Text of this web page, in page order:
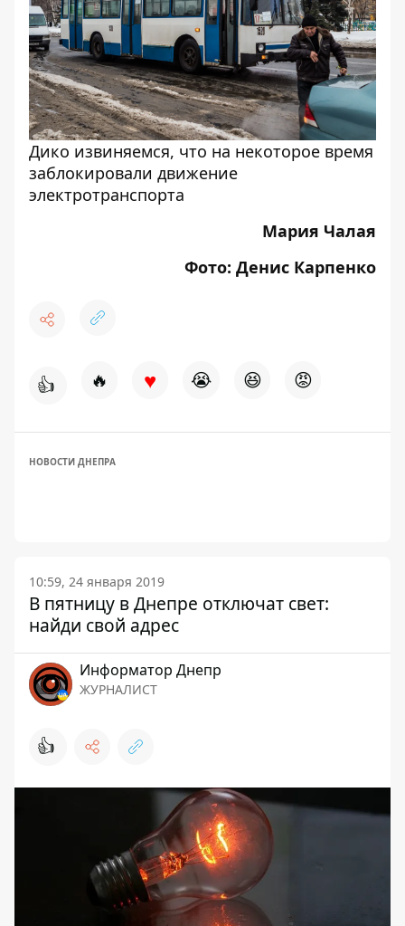
Дико извиняемся, что на некоторое время
заблокировали движение
электротранспорта
Мария Чалая
Фото: Денис Карпенко
👍 🔥 ♥ 😭 😆 😡
НОВОСТИ ДНЕПРА
10:59, 24 января 2019
В пятницу в Днепре отключат свет:
найди свой адрес
Информатор Днепр
ЖУРНАЛИСТ
👍